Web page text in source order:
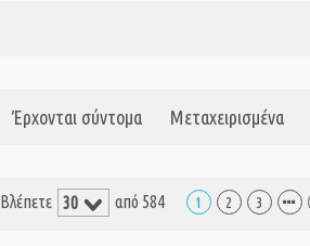
Έρχονται σύντομα Μεταχειρισμένα
1 2 3
Βλέπετε από 584